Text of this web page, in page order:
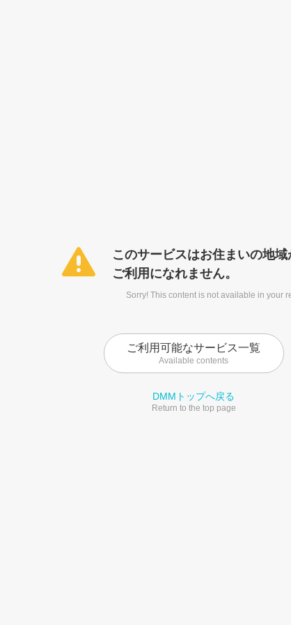
このサービスはお住まいの地域
ご利用になれません。
Sorry! This content is not available in your
ご利用可能なサービス一覧
Available contents
DMMトップへ戻る
Return to the top page